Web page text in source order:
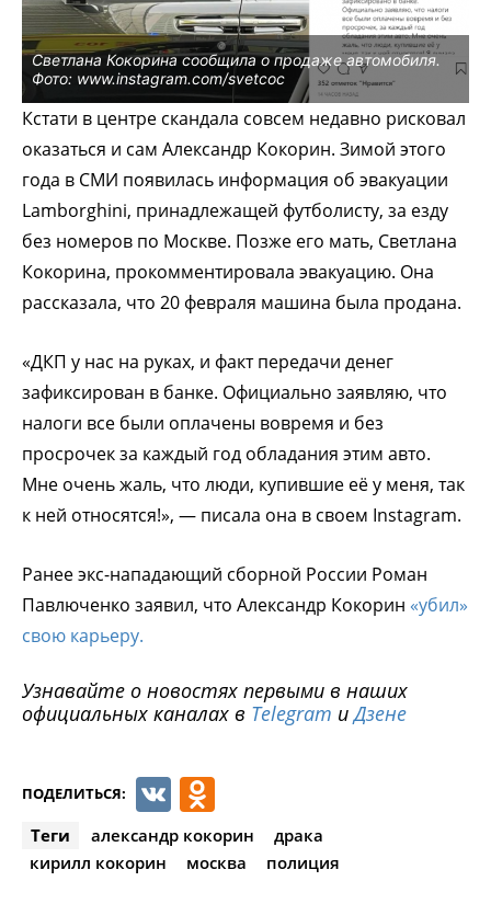
Светлана Кокорина сообщила о продаже автомобиля.
Фото: www.instagram.com/svetcoc
Кстати в центре скандала совсем недавно рисковал
оказаться и сам Александр Кокорин. Зимой этого
года в СМИ появилась информация об эвакуации
Lamborghini, принадлежащей футболисту, за езду
без номеров по Москве. Позже его мать, Светлана
Кокорина, прокомментировала эвакуацию. Она
рассказала, что 20 февраля машина была продана.
«ДКП у нас на руках, и факт передачи денег
зафиксирован в банке. Официально заявляю, что
налоги все были оплачены вовремя и без
просрочек за каждый год обладания этим авто.
Мне очень жаль, что люди, купившие её у меня, так
к ней относятся!», — писала она в своем Instagram.
Ранее экс-нападающий сборной России Роман
Павлюченко заявил, что Александр Кокорин «убил»
свою карьеру.
Узнавайте о новостях первыми в наших
официальных каналах в Telegram иДзене
ПОДЕЛИТЬСЯ: VK
Теги александр кокорин
драка
кирилл кокорин
москва полиция